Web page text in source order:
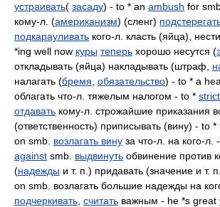
устраивать( засаду) - to * an ambush for
кому-л. (американизм) (сленг)
подкарауливать кого-л. класть (яйца),
*ing well now куры теперь хорошо несутся (
откладывать (яйца) накладывать (штраф,
налагать (бремя обязательство) - to * a
облагать что-л. тяжелым налогом - to * strict
отдавать кому-л. строжайшие приказания
(ответственность) приписывать (вину) - to *
on smb. возлагать вину за что-л. на кого-л.
against smb. выдвинуть обвинение против
(надежды и т. п.) придавать (значение и т.
on smb. возлагать большие надежды на
подчеркивать считать важным - he *s great